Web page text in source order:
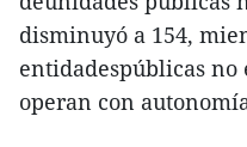
disminuyó a 154,
entidadespúblicas no
operan con